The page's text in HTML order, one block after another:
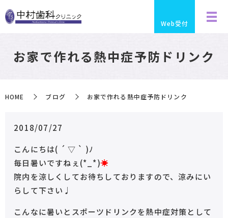
Web受付
お家で作れる熱中症予防ドリンク
HOME ブログ お家で作れる熱中症予防ドリンク
2018/07/27
こんにちは( ´ ▽ ` )ﾉ
毎日暑いですねぇ(*_*)☀︎
院内を涼しくしてお待ちしておりますので、涼みにい
らして下さい♩
こんなに暑いとスポーツドリンクを熱中症対策として